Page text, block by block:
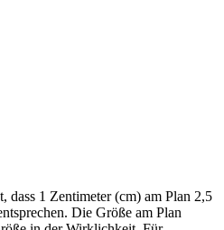
dass 1 Zentimeter (cm) am Plan 2,5
Die Größe am Plan